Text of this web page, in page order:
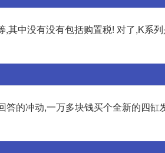
中没有没有包括购置税! 对了,K系
的冲动,一万多块钱买个全新的四缸